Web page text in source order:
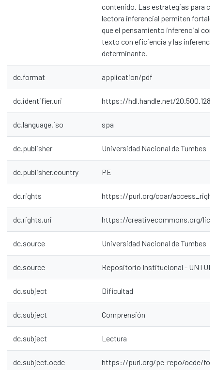
contenido. Las estrategias para
lectora inferencial permiten
que el pensamiento inferencial
texto con eficiencia y las
determinante.
dc.format application/pdf
dc.identifier.uri https://hdl.handle.net/
dc.language.iso spa
dc.publisher Universidad Nacional de Tumbes
dc.publisher.country PE
dc.rights https://purl.org/coar/
dc.rights.uri https://creativecommons.org/
dc.source Universidad Nacional de Tumbes
dc.source Repositorio Institucional -
dc.subject Dificultad
dc.subject Comprensión
dc.subject Lectura
dc.subject.ocde https://purl.org/pe-repo/ocde/